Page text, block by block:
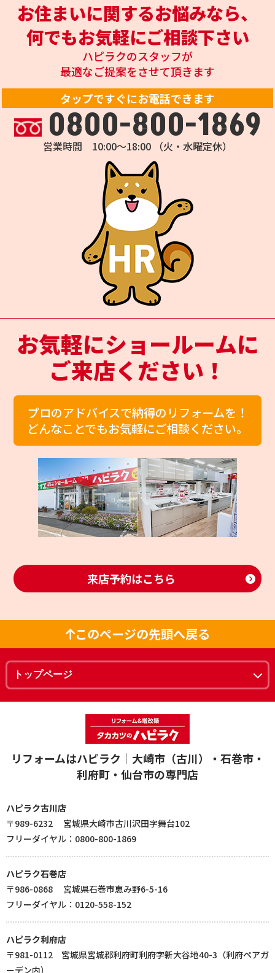
お住まいに関するお悩みなら、
何でもお気軽にご相談下さい
ハピラクのスタッフが
最適なご提案をさせて頂きます
タップですぐにお電話できます
0800-800-1869
営業時間 10:00～18:00 （火・水曜定休）
お気軽にショールームに
ご来店ください！
プロのアドバイスで納得のリフォームを！
どんなことでもお気軽にご相談ください。
来店予約はこちら
このページの先頭へ戻る
リフォームはハピラク｜大崎市（古川）・石巻市・
利府町・仙台市の専門店
ハピラク古川店
〒989-6232 宮城県大崎市古川沢田字舞台102
フリーダイヤル：0800-800-1869
ハピラク石巻店
〒986-0868 宮城県石巻市恵み野6-5-16
フリーダイヤル：0120-558-152
ハピラク利府店
〒981-0112 宮城県宮城郡利府町利府字新大谷地40-3（利府ペアガ
ーデン内）